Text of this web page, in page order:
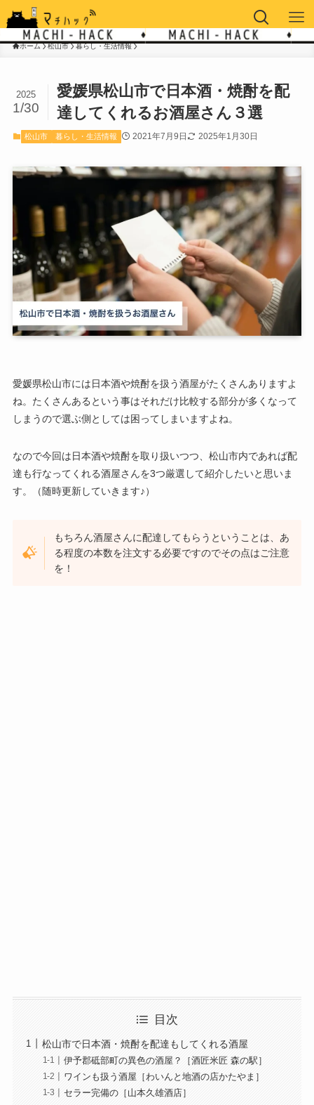
ホーム 松山市 暮らし・生活情報
愛媛県松山市で日本酒・焼酎を配
達してくれるお酒屋さん３選
2025
1/30
松山市 暮らし・生活情報 2021年7月9日 2025年1月30日
愛媛県松山市には日本酒や焼酎を扱う酒屋がたくさんありますよ
ね。たくさんあるという事はそれだけ比較する部分が多くなって
しまうので選ぶ側としては困ってしまいますよね。
なので今回は日本酒や焼酎を取り扱いつつ、松山市内であれば配
達も行なってくれる酒屋さんを3つ厳選して紹介したいと思いま
す。（随時更新していきます♪）
もちろん酒屋さんに配達してもらうということは、あ
る程度の本数を注文する必要ですのでその点はご注意
を！
目次
松山市で日本酒・焼酎を配達もしてくれる酒屋
伊予郡砥部町の異色の酒屋？［酒匠米匠 森の駅］
ワインも扱う酒屋［わいんと地酒の店かたやま］
セラー完備の［山本久雄酒店］